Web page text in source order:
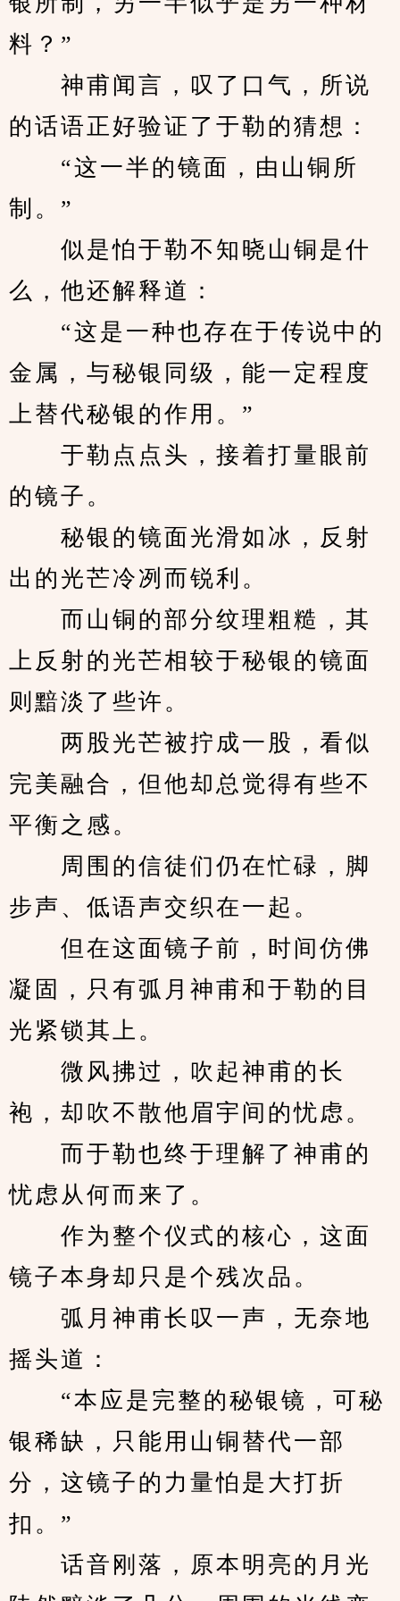
料？”
神甫闻言，叹了口气，所说
的话语正好验证了于勒的猜想：
“这一半的镜面，由山铜所
制。”
似是怕于勒不知晓山铜是什
么，他还解释道：
“这是一种也存在于传说中的
金属，与秘银同级，能一定程度
上替代秘银的作用。”
于勒点点头，接着打量眼前
的镜子。
秘银的镜面光滑如冰，反射
出的光芒冷冽而锐利。
而山铜的部分纹理粗糙，其
上反射的光芒相较于秘银的镜面
则黯淡了些许。
两股光芒被拧成一股，看似
完美融合，但他却总觉得有些不
平衡之感。
周围的信徒们仍在忙碌，脚
步声、低语声交织在一起。
但在这面镜子前，时间仿佛
凝固，只有弧月神甫和于勒的目
光紧锁其上。
微风拂过，吹起神甫的长
袍，却吹不散他眉宇间的忧虑。
而于勒也终于理解了神甫的
忧虑从何而来了。
作为整个仪式的核心，这面
镜子本身却只是个残次品。
弧月神甫长叹一声，无奈地
摇头道：
“本应是完整的秘银镜，可秘
银稀缺，只能用山铜替代一部
分，这镜子的力量怕是大打折
扣。”
话音刚落，原本明亮的月光